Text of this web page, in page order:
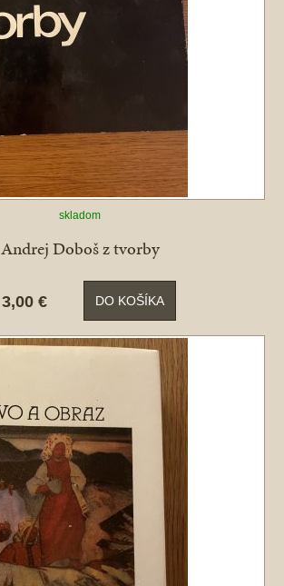
skladom
Andrej Doboš z tvorby
3,00 € DO KOŠÍKA